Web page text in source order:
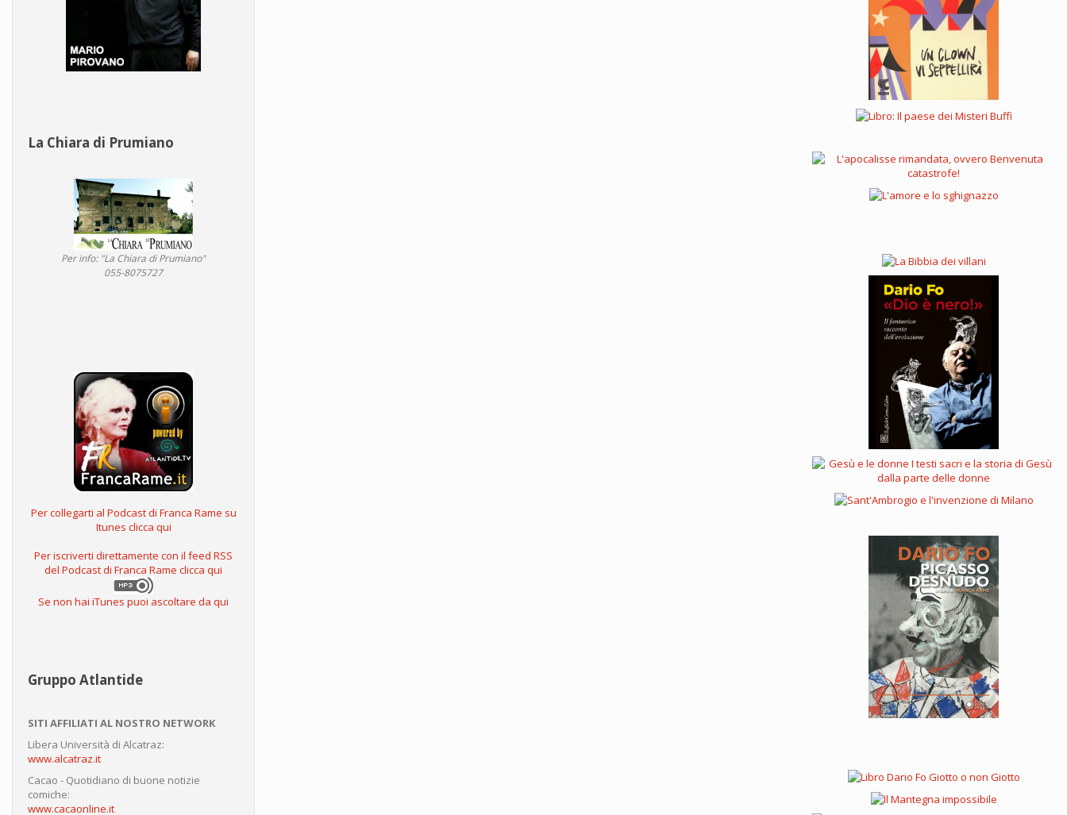
La Chiara di Prumiano
Per info: "La Chiara di Prumiano"
055-8075727
Per collegarti al Podcast di Franca Rame su
Itunes clicca qui
Per iscriverti direttamente con il feed RSS
del Podcast di Franca Rame clicca qui
Se non hai iTunes puoi ascoltare da qui
Gruppo Atlantide
SITI AFFILIATI AL NOSTRO NETWORK
Libera Università di Alcatraz:
www.alcatraz.it
Cacao - Quotidiano di buone notizie
comiche:
www.cacaonline.it